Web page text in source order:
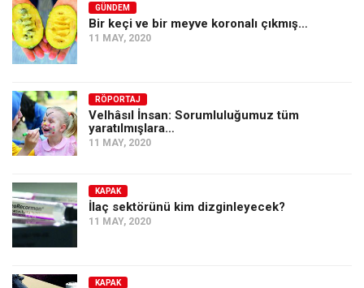
GÜNDEM
Bir keçi ve bir meyve koronalı çıkmış…
11 MAY, 2020
RÖPORTAJ
Velhâsıl İnsan: Sorumluluğumuz tüm
yaratılmışlara…
11 MAY, 2020
KAPAK
İlaç sektörünü kim dizginleyecek?
11 MAY, 2020
KAPAK